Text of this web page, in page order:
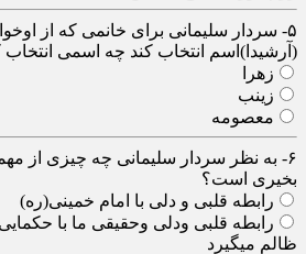
۵- سردار سلیمانی برای خانمی که از
(آرشیدا)اسم انتخاب کند چه اسمی انتخاب
زهرا
زینب
معصومه
۶- به نظر سردار سلیمانی چه چیزی از
بخیری است؟
رابطه قلبی و دلی با امام خمینی(ره)
رابطه قلبی ودلی وحقیقی ما با
ظالم میگیرد